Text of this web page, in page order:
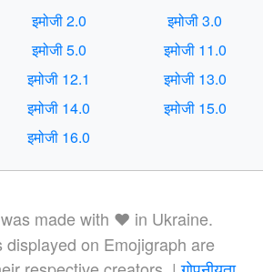
इमोजी 2.0
इमोजी 3.0
इमोजी 5.0
इमोजी 11.0
इमोजी 12.1
इमोजी 13.0
इमोजी 14.0
इमोजी 15.0
इमोजी 16.0
was made with ❤️ in Ukraine.
displayed on Emojigraph are